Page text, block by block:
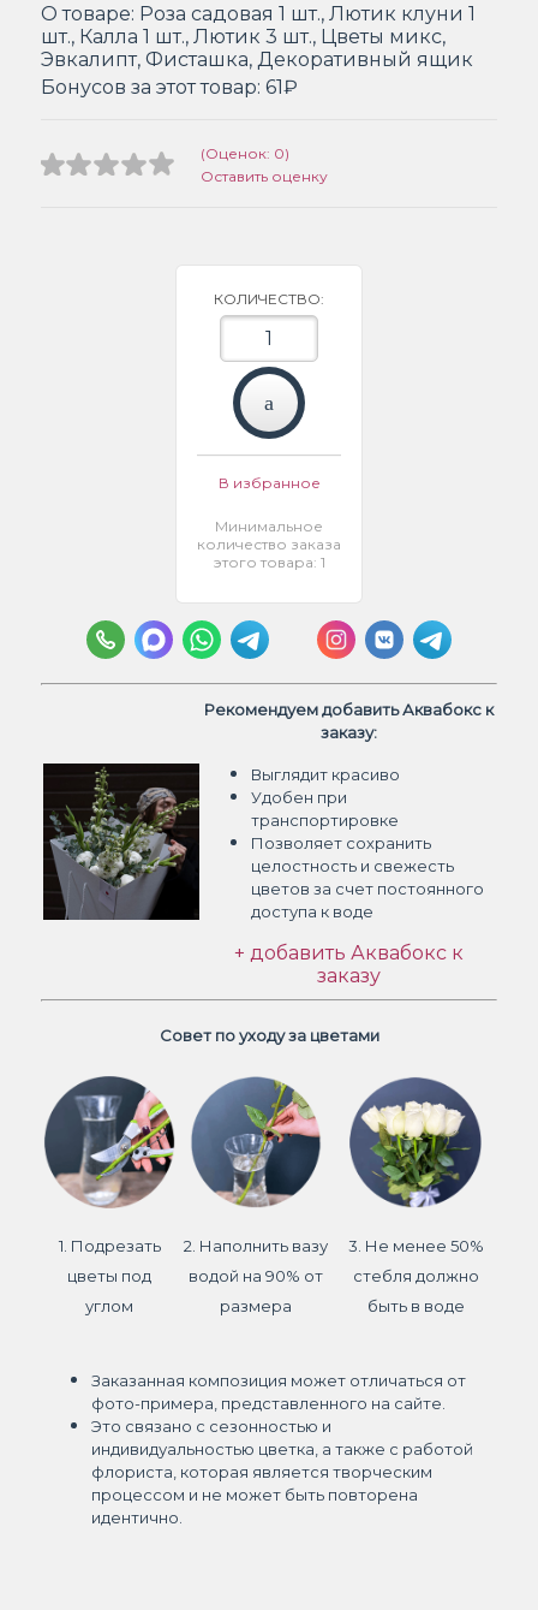
О товаре: Роза садовая 1 шт., Лютик клуни 1
шт., Калла 1 шт., Лютик 3 шт., Цветы микс,
Эвкалипт, Фисташка, Декоративный ящик
Бонусов за этот товар: 61₽
(Оценок: 0)
Оставить оценку
КОЛИЧЕСТВО:
В избранное
Минимальное
количество заказа
этого товара: 1
Рекомендуем добавить Аквабокс к
заказу:
Выглядит красиво
Удобен при
транспортировке
Позволяет сохранить
целостность и свежесть
цветов за счет постоянного
доступа к воде
+ добавить Аквабокс к
заказу
Совет по уходу за цветами
1. Подрезать
цветы под
углом
2. Наполнить вазу
водой на 90% от
размера
3. Не менее 50%
стебля должно
быть в воде
Заказанная композиция может отличаться от
фото-примера, представленного на сайте.
Это связано с сезонностью и
индивидуальностью цветка, а также с работой
флориста, которая является творческим
процессом и не может быть повторена
идентично.